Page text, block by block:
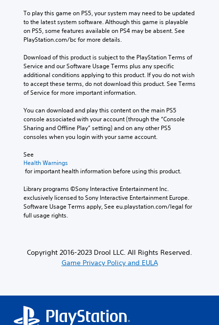
To play this game on PS5, your system may need to be updated
to the latest system software. Although this game is playable
on PS5, some features available on PS4 may be absent. See
PlayStation.com/bc for more details.
Download of this product is subject to the PlayStation Terms of
Service and our Software Usage Terms plus any specific
additional conditions applying to this product. If you do not wish
to accept these terms, do not download this product. See Terms
of Service for more important information.
You can download and play this content on the main PS5
console associated with your account (through the “Console
Sharing and Offline Play” setting) and on any other PS5
consoles when you login with your same account.
See
Health Warnings
for important health information before using this product.
Library programs ©Sony Interactive Entertainment Inc.
exclusively licensed to Sony Interactive Entertainment Europe.
Software Usage Terms apply, See eu.playstation.com/legal for
full usage rights.
Copyright 2016-2023 Drool LLC. All Rights Reserved.
Game Privacy Policy and EULA